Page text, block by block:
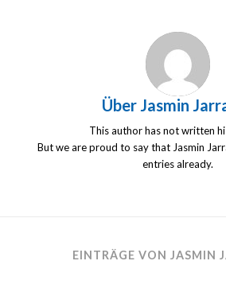
Über Jasmin
This author has not written
But we are proud to say that Jasmin
entries already.
EINTRÄGE VON JASMIN